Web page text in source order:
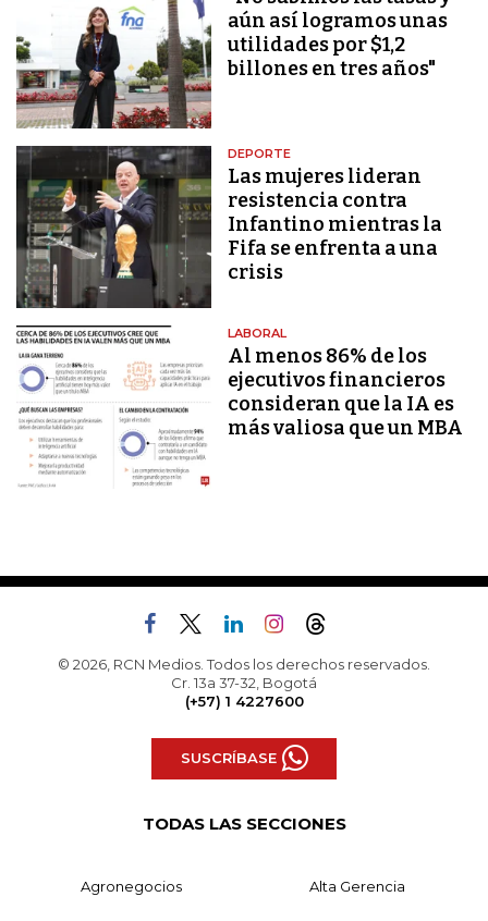
aún así logramos unas
utilidades por $1,2
billones en tres años"
DEPORTE
Las mujeres lideran
resistencia contra
Infantino mientras la
Fifa se enfrenta a una
crisis
LABORAL
Al menos 86% de los
ejecutivos financieros
consideran que la IA es
más valiosa que un MBA
© 2026, RCN Medios. Todos los derechos reservados.
Cr. 13a 37-32, Bogotá
(+57) 1 4227600
SUSCRÍBASE
TODAS LAS SECCIONES
Agronegocios Alta Gerencia